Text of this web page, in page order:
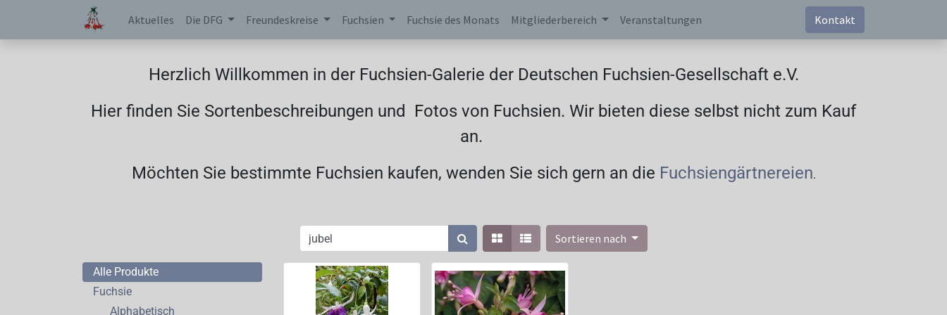
Aktuelles Die DFG Freundeskreise Fuchsien Fuchsie des Monats Mitgliederbereich Veranstaltungen Kontakt
Herzlich Willkommen in der Fuchsien-Galerie der Deutschen Fuchsien-Gesellschaft e.V.
Hier finden Sie Sortenbeschreibungen und Fotos von Fuchsien. Wir bieten diese selbst nicht zum Kauf
an.
Möchten Sie bestimmte Fuchsien kaufen, wenden Sie sich gern an die Fuchsiengärtnereien.
Sortieren nach
Alle Produkte
Fuchsie
Alphabetisch